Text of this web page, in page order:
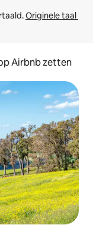
Originele taal
Airbnb zetten